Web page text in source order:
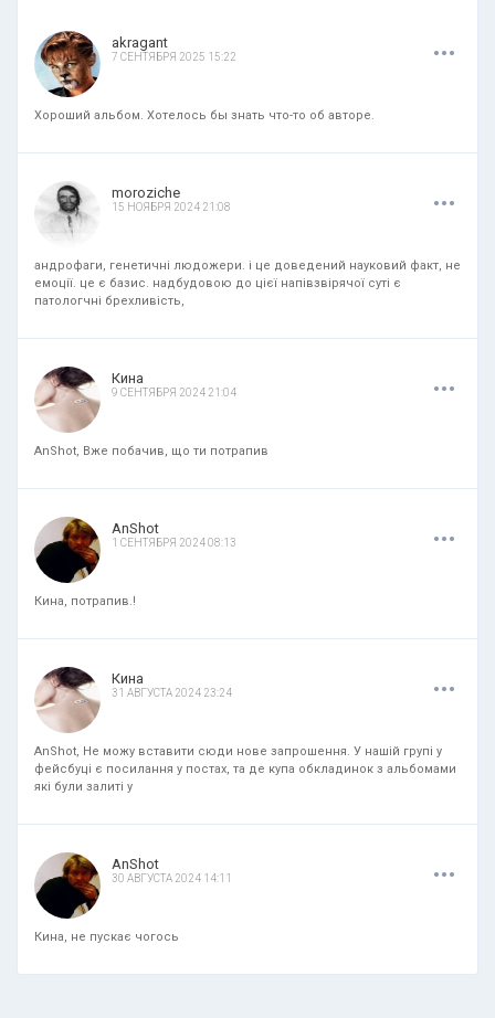
akragant
7 СЕНТЯБРЯ 2025 15:22 ...
Хороший альбом. Хотелось бы знать что-то об авторе.
moroziche
15 НОЯБРЯ 2024 21:08 ...
андрофаги, генетичні людожери. і це доведений науковий факт, не
емоції. це є базис. надбудовою до цієї напівзвірячої суті є
патологчні брехливість,
Кина
9 СЕНТЯБРЯ 2024 21:04 ...
AnShot, Вже побачив, що ти потрапив
AnShot
1 СЕНТЯБРЯ 2024 08:13 ...
Кина, потрапив.!
Кина
31 АВГУСТА 2024 23:24 ...
AnShot, Не можу вставити сюди нове запрошення. У нашій групі у
фейсбуці є посилання у постах, та де купа обкладинок з альбомами
які були залиті у
AnShot
30 АВГУСТА 2024 14:11 ...
Кина, не пускає чогось